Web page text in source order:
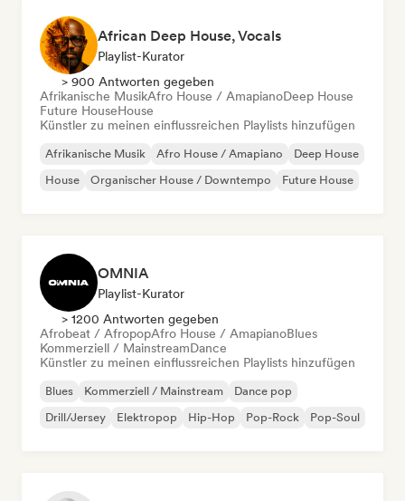
African Deep House, Vocals
Playlist-Kurator
> 900 Antworten gegeben
Afrikanische MusikAfro House / AmapianoDeep House
Future HouseHouse
Künstler zu meinen einflussreichen Playlists hinzufügen
Afrikanische Musik Afro House / Amapiano
Deep House
House
Organischer House / Downtempo Future House
OMNIA
Playlist-Kurator
> 1200 Antworten gegeben
Afrobeat / AfropopAfro House / AmapianoBlues
Kommerziell / MainstreamDance
Künstler zu meinen einflussreichen Playlists hinzufügen
Blues Kommerziell / Mainstream
Dance pop
Drill/Jersey
Elektropop Hip-Hop Pop-Rock Pop-Soul